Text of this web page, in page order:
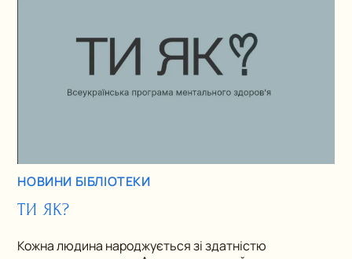
НОВИНИ БІБЛІОТЕКИ
ТИ ЯК?
Кожна людина народжується зі здатністю